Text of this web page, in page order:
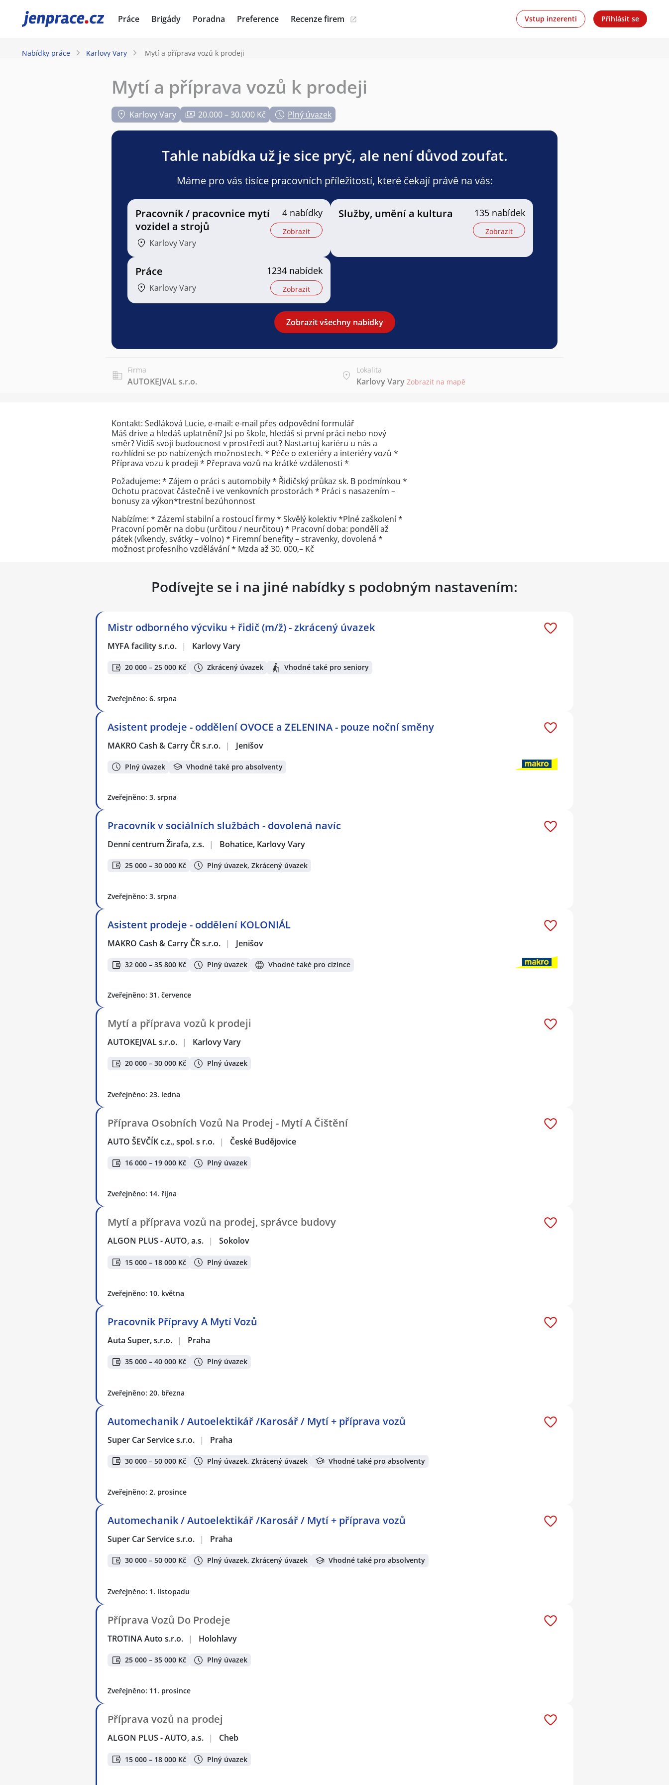
JenPráce.cz Práce Brigády Poradna Preference Recenze firem Vstup inzerenti Přihlásit se
Nabídky práce Karlovy Vary Mytí a příprava vozů k prodeji
Mytí a příprava vozů k prodeji
Karlovy Vary 20.000 – 30.000 Kč Plný úvazek
Tahle nabídka už je sice pryč, ale není důvod zoufat.
Máme pro vás tisíce pracovních příležitostí, které čekají právě na vás:
Pracovník / pracovnice mytí
vozidel a strojů
Karlovy Vary
4 nabídky
Zobrazit
Služby, umění a kultura 135 nabídek
Zobrazit
Práce
Karlovy Vary
1234 nabídek
Zobrazit
Zobrazit všechny nabídky
Firma
AUTOKEJVAL s.r.o.
Lokalita
Karlovy Vary Zobrazit na mapě
Kontakt: Sedláková Lucie, e-mail: e-mail přes odpovědní formulář
Máš drive a hledáš uplatnění? Jsi po škole, hledáš si první práci nebo nový
směr? Vidíš svoji budoucnost v prostředí aut? Nastartuj kariéru u nás a
rozhlídni se po nabízených možnostech. * Péče o exteriéry a interiéry vozů *
Příprava vozu k prodeji * Přeprava vozů na krátké vzdálenosti *
Požadujeme: * Zájem o práci s automobily * Řidičský průkaz sk. B podmínkou *
Ochotu pracovat částečně i ve venkovních prostorách * Práci s nasazením –
bonusy za výkon*trestní bezúhonnost
Nabízíme: * Zázemí stabilní a rostoucí firmy * Skvělý kolektiv *Plné zaškolení *
Pracovní poměr na dobu (určitou / neurčitou) * Pracovní doba: pondělí až
pátek (víkendy, svátky – volno) * Firemní benefity – stravenky, dovolená *
možnost profesního vzdělávání * Mzda až 30. 000,– Kč
Podívejte se i na jiné nabídky s podobným nastavením:
Mistr odborného výcviku + řidič (m/ž) - zkrácený úvazek
MYFA facility s.r.o. | Karlovy Vary
20 000 – 25 000 Kč Zkrácený úvazek Vhodné také pro seniory
Zveřejněno: 6. srpna
Asistent prodeje - oddělení OVOCE a ZELENINA - pouze noční směny
MAKRO Cash & Carry ČR s.r.o. | Jenišov
Plný úvazek Vhodné také pro absolventy
Zveřejněno: 3. srpna
Pracovník v sociálních službách - dovolená navíc
Denní centrum Žirafa, z.s. | Bohatice, Karlovy Vary
25 000 – 30 000 Kč Plný úvazek, Zkrácený úvazek
Zveřejněno: 3. srpna
Asistent prodeje - oddělení KOLONIÁL
MAKRO Cash & Carry ČR s.r.o. | Jenišov
32 000 – 35 800 Kč Plný úvazek Vhodné také pro cizince
Zveřejněno: 31. července
Mytí a příprava vozů k prodeji
AUTOKEJVAL s.r.o. | Karlovy Vary
20 000 – 30 000 Kč Plný úvazek
Zveřejněno: 23. ledna
Příprava Osobních Vozů Na Prodej - Mytí A Čištění
AUTO ŠEVČÍK c.z., spol. s r.o. | České Budějovice
16 000 – 19 000 Kč Plný úvazek
Zveřejněno: 14. října
Mytí a příprava vozů na prodej, správce budovy
ALGON PLUS - AUTO, a.s. | Sokolov
15 000 – 18 000 Kč Plný úvazek
Zveřejněno: 10. května
Pracovník Přípravy A Mytí Vozů
Auta Super, s.r.o. | Praha
35 000 – 40 000 Kč Plný úvazek
Zveřejněno: 20. března
Automechanik / Autoelektikář /Karosář / Mytí + příprava vozů
Super Car Service s.r.o. | Praha
30 000 – 50 000 Kč Plný úvazek, Zkrácený úvazek Vhodné také pro absolventy
Zveřejněno: 2. prosince
Automechanik / Autoelektikář /Karosář / Mytí + příprava vozů
Super Car Service s.r.o. | Praha
30 000 – 50 000 Kč Plný úvazek, Zkrácený úvazek Vhodné také pro absolventy
Zveřejněno: 1. listopadu
Příprava Vozů Do Prodeje
TROTINA Auto s.r.o. | Holohlavy
25 000 – 35 000 Kč Plný úvazek
Zveřejněno: 11. prosince
Příprava vozů na prodej
ALGON PLUS - AUTO, a.s. | Cheb
15 000 – 18 000 Kč Plný úvazek